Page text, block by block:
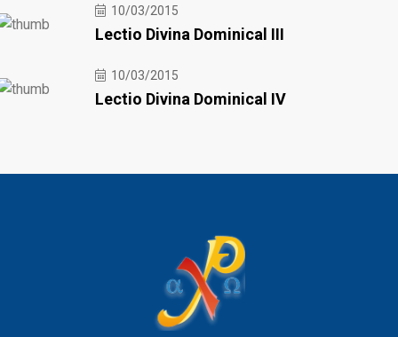
10/03/2015
Lectio Divina Dominical III
10/03/2015
Lectio Divina Dominical IV